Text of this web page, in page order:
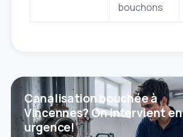
bouchons
Canalisation bouchée à
Vincennes? On intervient en
urgence!